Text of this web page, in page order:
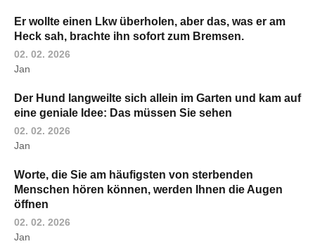
Er wollte einen Lkw überholen, aber das, was er am
Heck sah, brachte ihn sofort zum Bremsen.
02. 02. 2026
Jan
Der Hund langweilte sich allein im Garten und kam auf
eine geniale Idee: Das müssen Sie sehen
02. 02. 2026
Jan
Worte, die Sie am häufigsten von sterbenden
Menschen hören können, werden Ihnen die Augen
öffnen
02. 02. 2026
Jan